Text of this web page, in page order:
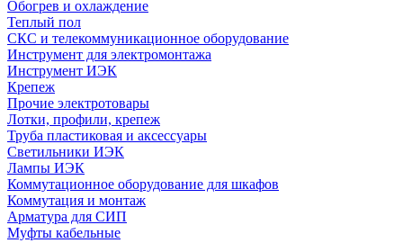
Обогрев и охлаждение
Теплый пол
СКС и телекоммуникационное оборудование
Инструмент для электромонтажа
Инструмент ИЭК
Крепеж
Прочие электротовары
Лотки, профили, крепеж
Труба пластиковая и аксессуары
Светильники ИЭК
Лампы ИЭК
Коммутационное оборудование для шкафов
Коммутация и монтаж
Арматура для СИП
Муфты кабельные